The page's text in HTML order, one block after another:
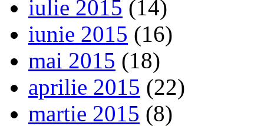
iulie 2015 (14)
iunie 2015 (16)
mai 2015 (18)
aprilie 2015 (22)
martie 2015 (8)